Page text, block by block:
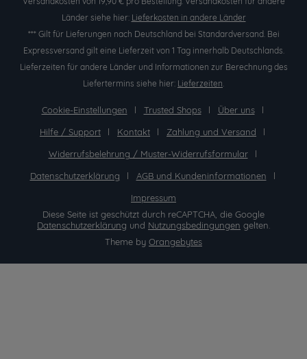
Länder siehe hier: Lieferkosten in andere Länder
*** Gilt für Lieferungen nach Deutschland bei Standardversand. Bei
Expressversand gilt eine Lieferzeit von 1 Tag innerhalb Deutschlands.
Lieferzeiten für andere Länder und Informationen zur Berechnung des
Liefertermins siehe hier: Lieferzeiten.
Cookie-Einstellungen Trusted Shops
Über uns
Hilfe / Support
Kontakt
Zahlung und Versand
Widerrufsbelehrung / Muster-Widerrufsformular
Datenschutzerklärung
AGB und Kundeninformationen
Impressum
Diese Seite ist geschützt durch reCAPTCHA, die Google
Datenschutzerklärung und Nutzungsbedingungen gelten.
Theme by Orangebytes